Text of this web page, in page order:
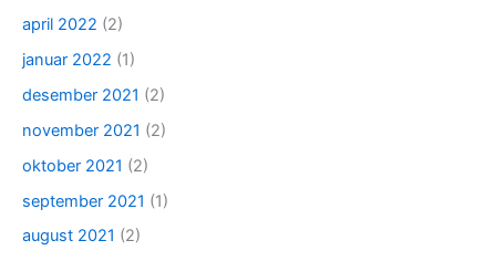
april 2022 (2)
januar 2022 (1)
desember 2021 (2)
november 2021 (2)
oktober 2021 (2)
september 2021 (1)
august 2021 (2)